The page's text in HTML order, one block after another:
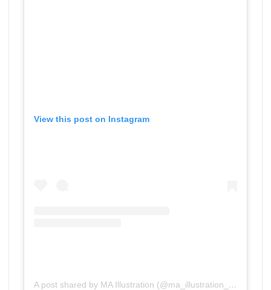
View this post on Instagram
A post shared by MA Illustration (@ma_illustration_aub)